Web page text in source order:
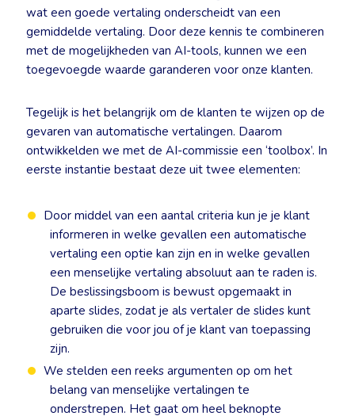
wat een goede vertaling onderscheidt van een
gemiddelde vertaling. Door deze kennis te combineren
met de mogelijkheden van AI-tools, kunnen we een
toegevoegde waarde garanderen voor onze klanten.
Tegelijk is het belangrijk om de klanten te wijzen op de
gevaren van automatische vertalingen. Daarom
ontwikkelden we met de AI-commissie een ‘toolbox’. In
eerste instantie bestaat deze uit twee elementen:
Door middel van een aantal criteria kun je je klant
informeren in welke gevallen een automatische
vertaling een optie kan zijn en in welke gevallen
een menselijke vertaling absoluut aan te raden is.
De beslissingsboom is bewust opgemaakt in
aparte slides, zodat je als vertaler de slides kunt
gebruiken die voor jou of je klant van toepassing
zijn.
We stelden een reeks argumenten op om het
belang van menselijke vertalingen te
onderstrepen. Het gaat om heel beknopte